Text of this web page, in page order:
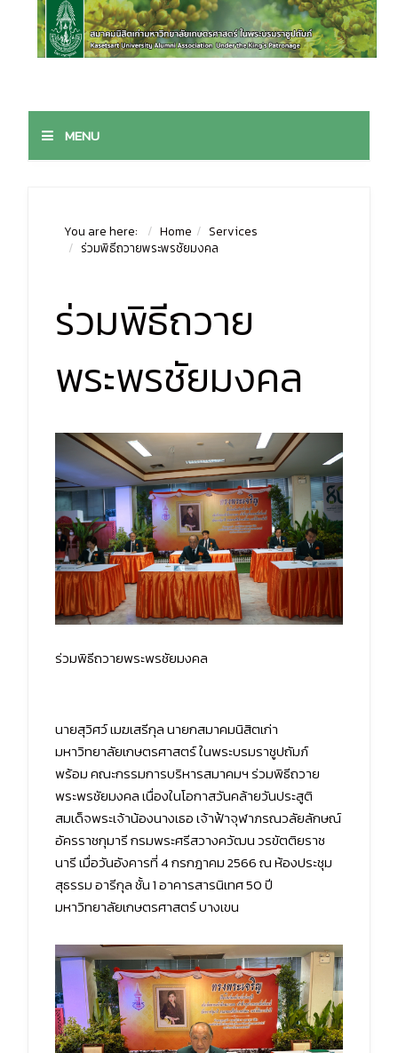
MENU
You are here: Home
Services
ร่วมพิธีถวายพระพรชัยมงคล
ร่วมพิธีถวาย
พระพรชัยมงคล
ร่วมพิธีถวายพระพรชัยมงคล
นายสุวิศว์ เมฆเสรีกุล นายกสมาคมนิสิตเก่า
มหาวิทยาลัยเกษตรศาสตร์ ในพระบรมราชูปถัมภ์
พร้อม คณะกรรมการบริหารสมาคมฯ ร่วมพิธีถวาย
พระพรชัยมงคล เนื่องในโอกาสวันคล้ายวันประสูติ
สมเด็จพระเจ้าน้องนางเธอ เจ้าฟ้าจุฬาภรณวลัยลักษณ์
อัครราชกุมารี กรมพระศรีสวางควัฒน วรขัตติยราช
นารี เมื่อวันอังคารที่ 4 กรกฎาคม 2566 ณ ห้องประชุม
สุธรรม อารีกุล ชั้น 1 อาคารสารนิเทศ 50 ปี
มหาวิทยาลัยเกษตรศาสตร์ บางเขน